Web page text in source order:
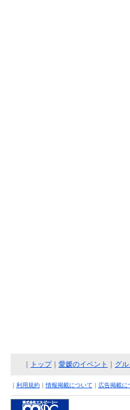
トップ｜ 愛媛のイベント グル
｜ 利用規約｜ 情報掲載について ｜ 広告掲載に